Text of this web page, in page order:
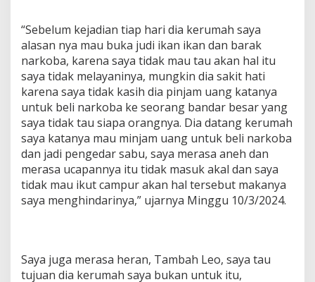
“Sebelum kejadian tiap hari dia kerumah saya
alasan nya mau buka judi ikan ikan dan barak
narkoba, karena saya tidak mau tau akan hal itu
saya tidak melayaninya, mungkin dia sakit hati
karena saya tidak kasih dia pinjam uang katanya
untuk beli narkoba ke seorang bandar besar yang
saya tidak tau siapa orangnya. Dia datang kerumah
saya katanya mau minjam uang untuk beli narkoba
dan jadi pengedar sabu, saya merasa aneh dan
merasa ucapannya itu tidak masuk akal dan saya
tidak mau ikut campur akan hal tersebut makanya
saya menghindarinya,” ujarnya Minggu 10/3/2024.
Saya juga merasa heran, Tambah Leo, saya tau
tujuan dia kerumah saya bukan untuk itu,